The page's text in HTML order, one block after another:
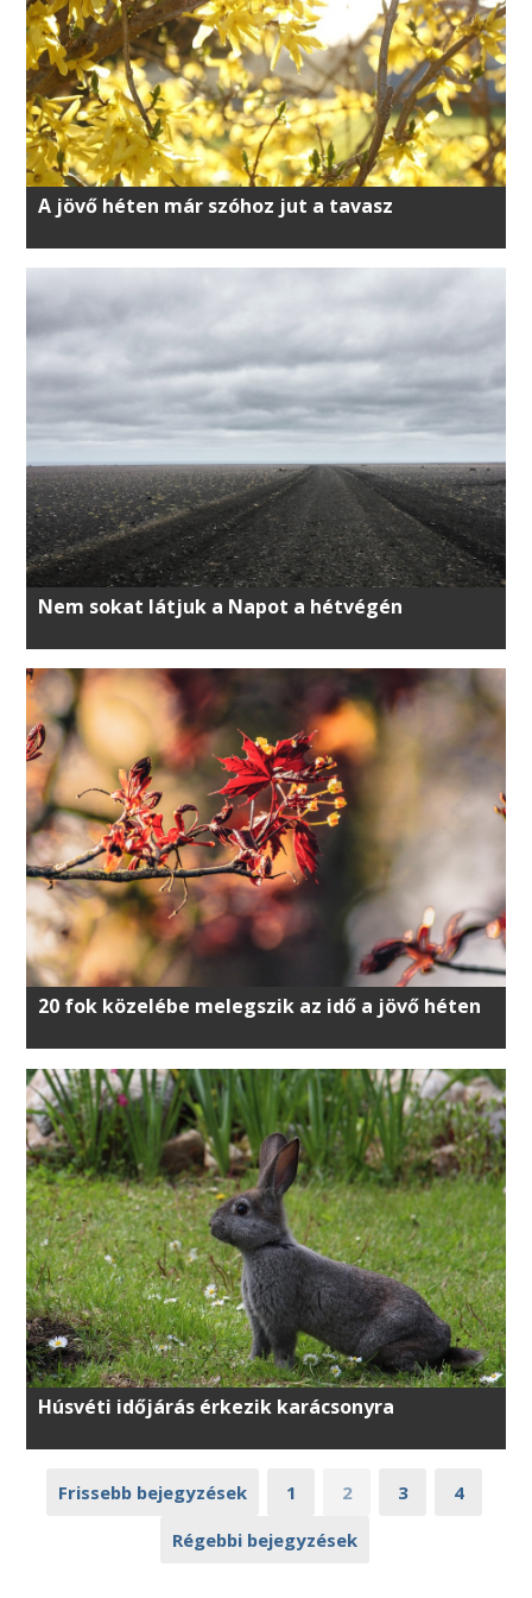
A jövő héten már szóhoz jut a tavasz
Nem sokat látjuk a Napot a hétvégén
20 fok közelébe melegszik az idő a jövő héten
Húsvéti időjárás érkezik karácsonyra
Frissebb bejegyzések 1 2 3
4
Régebbi bejegyzések